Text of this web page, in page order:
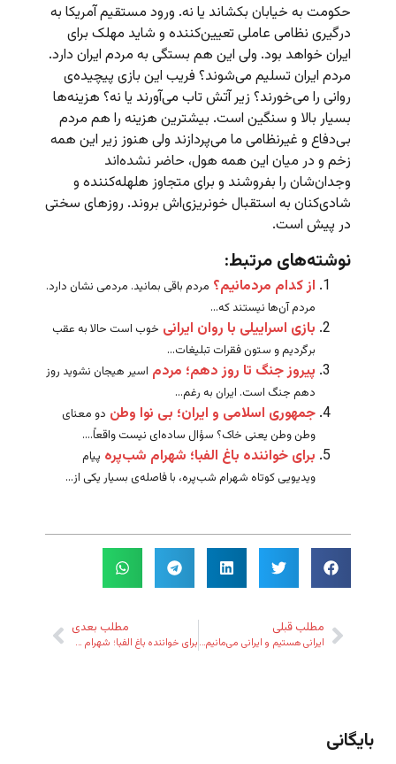
حکومت به خیابان بکشاند یا نه. ورود مستقیم آمریکا به
درگیری نظامی عاملی تعیین‌کننده و شاید مهلک برای
ایران خواهد بود. ولی این هم بستگی به مردم ایران دارد.
مردم ایران تسلیم می‌شوند؟ فریب این بازی پیچیده‌ی
روانی را می‌خورند؟ زیر آتش تاب‌ می‌آورند یا نه؟ هزینه‌ها
بسیار بالا و سنگین است. بیشترین هزینه را هم مردم
بی‌دفاع و غیرنظامی ما می‌‌پردازند ولی هنوز زیر این همه
زخم و در میان این همه هول، حاضر نشده‌اند
وجدان‌شان را بفروشند و برای متجاوز هلهله‌کننده و
شادی‌کنان به استقبال خونریزی‌اش بروند. روزهای سختی
در پیش است.
نوشته‌های مرتبط:
از کدام مردمانیم؟ مردم باقی بمانید. مردمی نشان دارد.
مردم آن‌ها نیستند که...
بازی اسراییلی با روان ایرانی خوب است حالا به عقب
برگردیم و ستون فقرات تبلیغات...
پیروز جنگ تا روز دهم؛ مردم اسیر هیجان نشوید روز
دهم جنگ است. ایران به رغم...
جمهوری اسلامی و ایران؛ بی نوا وطن دو معنای
وطن وطن یعنی خاک؟ سؤال ساده‌ای نیست واقعاً....
برای خواننده باغ الفبا؛ شهرام شب‌پره پیام
ویدیویی کوتاه شهرام شب‌پره، با فاصله‌ی بسیار یکی از...
مطلب قبلی
ایرانی هستیم و ایرانی می‌مانیم – ۱۱
مطلب بعدی
برای خواننده باغ الفبا؛ شهرام شب‌پره
بایگانی